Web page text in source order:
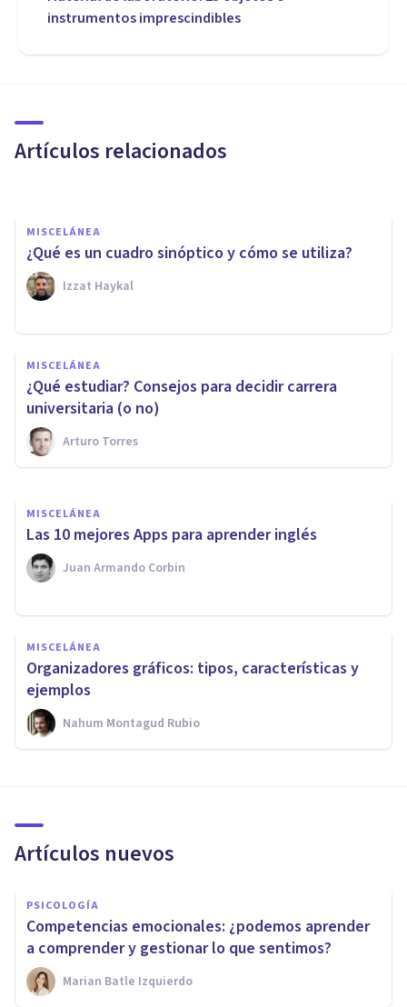
instrumentos imprescindibles
Artículos relacionados
online
MISCELÁNEA
¿Qué es un cuadro sinóptico y cómo se utiliza?
Izzat Haykal
MISCELÁNEA
¿Qué estudiar? Consejos para decidir carrera
universitaria (o no)
Arturo Torres
​Los 20 mejores webs para
aprender cosas nuevas
Juan Armando Corbin
MISCELÁNEA
Las 10 mejores Apps para aprender inglés
Juan Armando Corbin
MISCELÁNEA
Organizadores gráficos: tipos, características y
ejemplos
Nahum Montagud Rubio
Artículos nuevos
PSICOLOGÍA
Competencias emocionales: ¿podemos aprender
a comprender y gestionar lo que sentimos?
Marian Batle Izquierdo